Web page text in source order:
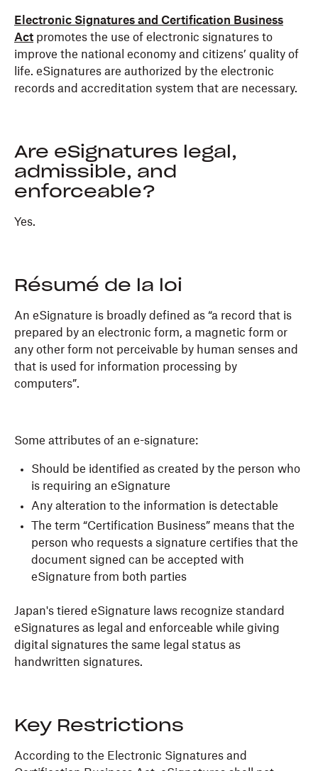
Electronic Signatures and Certification Business
Act promotes the use of electronic signatures to
improve the national economy and citizens’ quality of
life. eSignatures are authorized by the electronic
records and accreditation system that are necessary.
Are eSignatures legal,
admissible, and
enforceable?
Yes.
Résumé de la loi
An eSignature is broadly defined as “a record that is
prepared by an electronic form, a magnetic form or
any other form not perceivable by human senses and
that is used for information processing by
computers”.
Some attributes of an e-signature:
Should be identified as created by the person who
is requiring an eSignature
Any alteration to the information is detectable
The term “Certification Business” means that the
person who requests a signature certifies that the
document signed can be accepted with
eSignature from both parties
Japan's tiered eSignature laws recognize standard
eSignatures as legal and enforceable while giving
digital signatures the same legal status as
handwritten signatures.
Key Restrictions
According to the Electronic Signatures and